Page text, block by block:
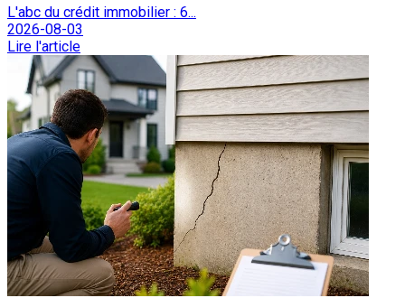
L'abc du crédit immobilier : 6...
2026-08-03
Lire l'article